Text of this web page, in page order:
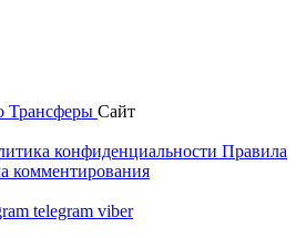
Трансферы Сайт
конфиденциальности Правила
комментирования
telegram viber